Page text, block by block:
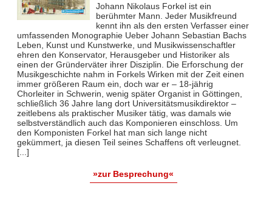
Johann Nikolaus Forkel ist ein
berühmter Mann. Jeder Musikfreund
kennt ihn als den ersten Verfasser einer
umfassenden Monographie Ueber Johann Sebastian Bachs
Leben, Kunst und Kunstwerke, und Musikwissenschaftler
ehren den Konservator, Herausgeber und Historiker als
einen der Gründerväter ihrer Disziplin. Die Erforschung der
Musikgeschichte nahm in Forkels Wirken mit der Zeit einen
immer größeren Raum ein, doch war er – 18-jährig
Chorleiter in Schwerin, wenig später Organist in Göttingen,
schließlich 36 Jahre lang dort Universitätsmusikdirektor –
zeitlebens als praktischer Musiker tätig, was damals wie
selbstverständlich auch das Komponieren einschloss. Um
den Komponisten Forkel hat man sich lange nicht
gekümmert, ja diesen Teil seines Schaffens oft verleugnet.
[...]
»zur Besprechung«